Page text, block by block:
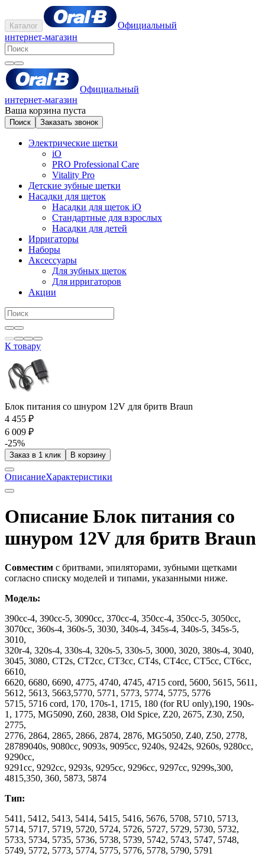
Каталог
Официальный
интернет-магазин
Официальный
интернет-магазин
Ваша корзина пуста
Поиск Заказать звонок
Электрические щетки
iO
PRO Professional Care
Vitality Pro
Детские зубные щетки
Насадки для щеток
Насадки для щеток iO
Стандартные для взрослых
Насадки для детей
Ирригаторы
Наборы
Аксессуары
Для зубных щеток
Для ирригаторов
Акции
К товару
Блок питания со шнуром 12V для бритв Braun
4 455 ₽
6 009 ₽
-25%
Заказ в 1 клик В корзину
ОписаниеХарактеристики
Описание Блок питания со
шнуром 12V для бритв Braun
Совместим с бритвами, эпиляторами, зубными щетками
согласно списку моделей и типами, указанными ниже.
Модель:
390cc-4, 390cc-5, 3090cc, 370cc-4, 350cc-4, 350cc-5, 3050cc,
3070cc, 360s-4, 360s-5, 3030, 340s-4, 345s-4, 340s-5, 345s-5,
3010,
320r-4, 320s-4, 330s-4, 320s-5, 330s-5, 3000, 3020, 380s-4, 3040,
3045, 3080, CT2s, CT2cc, CT3cc, CT4s, CT4cc, CT5cc, CT6cc,
6610,
6620, 6680, 6690, 4775, 4740, 4745, 4715 cord, 5600, 5615, 5611,
5612, 5613, 5663,5770, 5771, 5773, 5774, 5775, 5776
5715, 5716 cord, 170, 170s-1, 1715, 180 (for RU only),190, 190s-
1, 1775, MG5090, Z60, 2838, Old Spice, Z20, 2675, Z30, Z50,
2775,
2776, 2864, 2865, 2866, 2874, 2876, MG5050, Z40, Z50, 2778,
28789040s, 9080cc, 9093s, 9095cc, 9240s, 9242s, 9260s, 9280cc,
9290cc,
9291cc, 9292cc, 9293s, 9295cc, 9296cc, 9297cc, 9299s,300,
4815,350, 360, 5873, 5874
Тип:
5411, 5412, 5413, 5414, 5415, 5416, 5676, 5708, 5710, 5713,
5714, 5717, 5719, 5720, 5724, 5726, 5727, 5729, 5730, 5732,
5733, 5734, 5735, 5736, 5738, 5739, 5742, 5743, 5747, 5748,
5749, 5772, 5773, 5774, 5775, 5776, 5778, 5790, 5791